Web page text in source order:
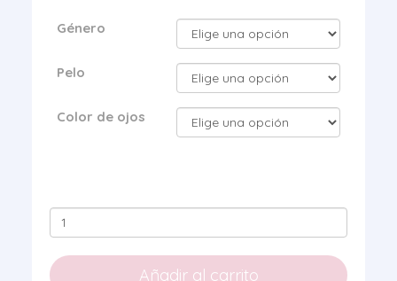
Género
Pelo
Color de ojos
Kit
Realista
Charlotte
Añadir al carrito